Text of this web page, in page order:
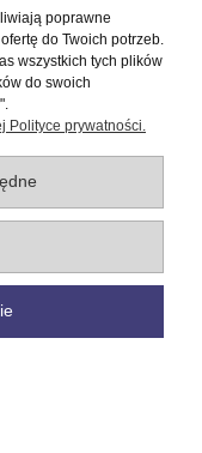
poprawne
do Twoich potrzeb.
wszystkich tych plików
do swoich
Polityce prywatności.